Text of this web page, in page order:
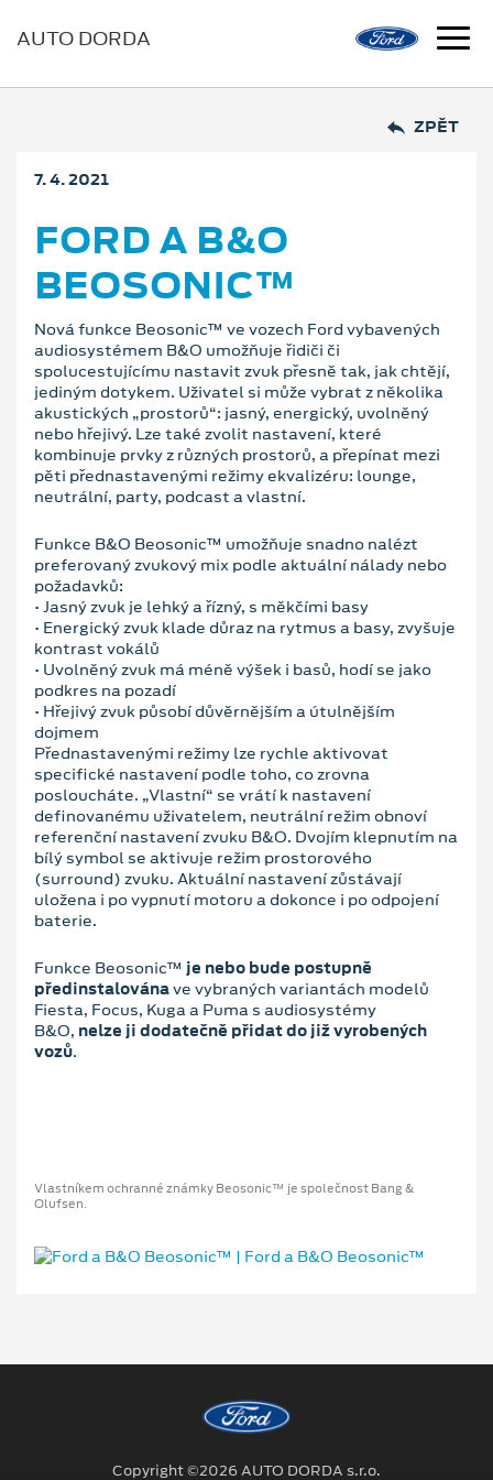
AUTO DORDA
ZPĚT
7. 4. 2021
FORD A B&O
BEOSONIC™
Nová funkce Beosonic™ ve vozech Ford vybavených
audiosystémem B&O umožňuje řidiči či
spolucestujícímu nastavit zvuk přesně tak, jak chtějí,
jediným dotykem. Uživatel si může vybrat z několika
akustických „prostorů“: jasný, energický, uvolněný
nebo hřejivý. Lze také zvolit nastavení, které
kombinuje prvky z různých prostorů, a přepínat mezi
pěti přednastavenými režimy ekvalizéru: lounge,
neutrální, party, podcast a vlastní.
Funkce B&O Beosonic™ umožňuje snadno nalézt
preferovaný zvukový mix podle aktuální nálady nebo
požadavků:
• Jasný zvuk je lehký a řízný, s měkčími basy
• Energický zvuk klade důraz na rytmus a basy, zvyšuje
kontrast vokálů
• Uvolněný zvuk má méně výšek i basů, hodí se jako
podkres na pozadí
• Hřejivý zvuk působí důvěrnějším a útulnějším
dojmem
Přednastavenými režimy lze rychle aktivovat
specifické nastavení podle toho, co zrovna
posloucháte. „Vlastní“ se vrátí k nastavení
definovanému uživatelem, neutrální režim obnoví
referenční nastavení zvuku B&O. Dvojím klepnutím na
bílý symbol se aktivuje režim prostorového
(surround) zvuku. Aktuální nastavení zůstávají
uložena i po vypnutí motoru a dokonce i po odpojení
baterie.
Funkce Beosonic™ je nebo bude postupně
předinstalovánave vybraných variantách modelů
Fiesta, Focus, Kuga a Puma s audiosystémy
B&O, nelze ji dodatečně přidat do již vyrobených
vozů.
Vlastníkem ochranné známky Beosonic™ je společnost Bang &
Olufsen.
Copyright ©2026 AUTO DORDA s.r.o.